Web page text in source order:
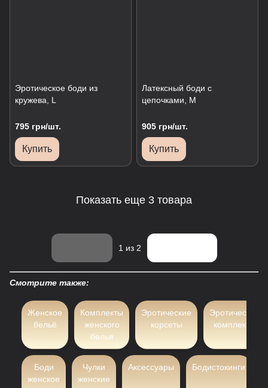
Эротическое боди из
кружева, L
795 грн/шт.
Купить
Латексный боди с
цепочками, М
905 грн/шт.
Купить
Показать еще 3 товара
1 из 2
Смотрите также:
Женское
бельё
Комплекты
женского
белья
Эротические
корсеты
Эротические
комплекты
Боди
женское
Чулки
женские
Аксессуары Бодистокинги